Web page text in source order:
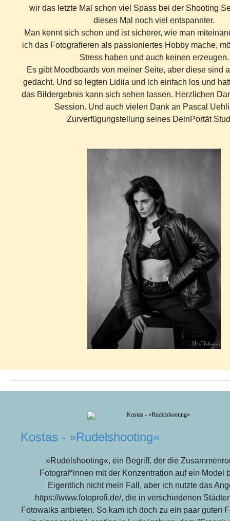
wir das letzte Mal schon viel Spass bei der Shooting
dieses Mal noch viel entspannter.
Man kennt sich schon und ist sicherer, wie man
ich das Fotografieren als passioniertes Hobby mache,
Stress haben und auch keinen erzeugen.
Es gibt Moodboards von meiner Seite, aber diese sind
gedacht. Und so legten Lidiia und ich einfach los und
das Bildergebnis kann sich sehen lassen. Herzlichen
Session. Und auch vielen Dank an Pascal
Zurverfügungstellung seines DeinPortät
Kostas - »Rudelshooting«
»Rudelshooting«, ein Begriff, der die
Fotograf*innen mit der Konzentration auf ein Model
Eigentlich nicht mein Fall, aber ich nutzte das
https://www.fotoprofi.de/, die in verschiedenen
Fotowalks anbieten. So kam ich doch zu ein paar guten